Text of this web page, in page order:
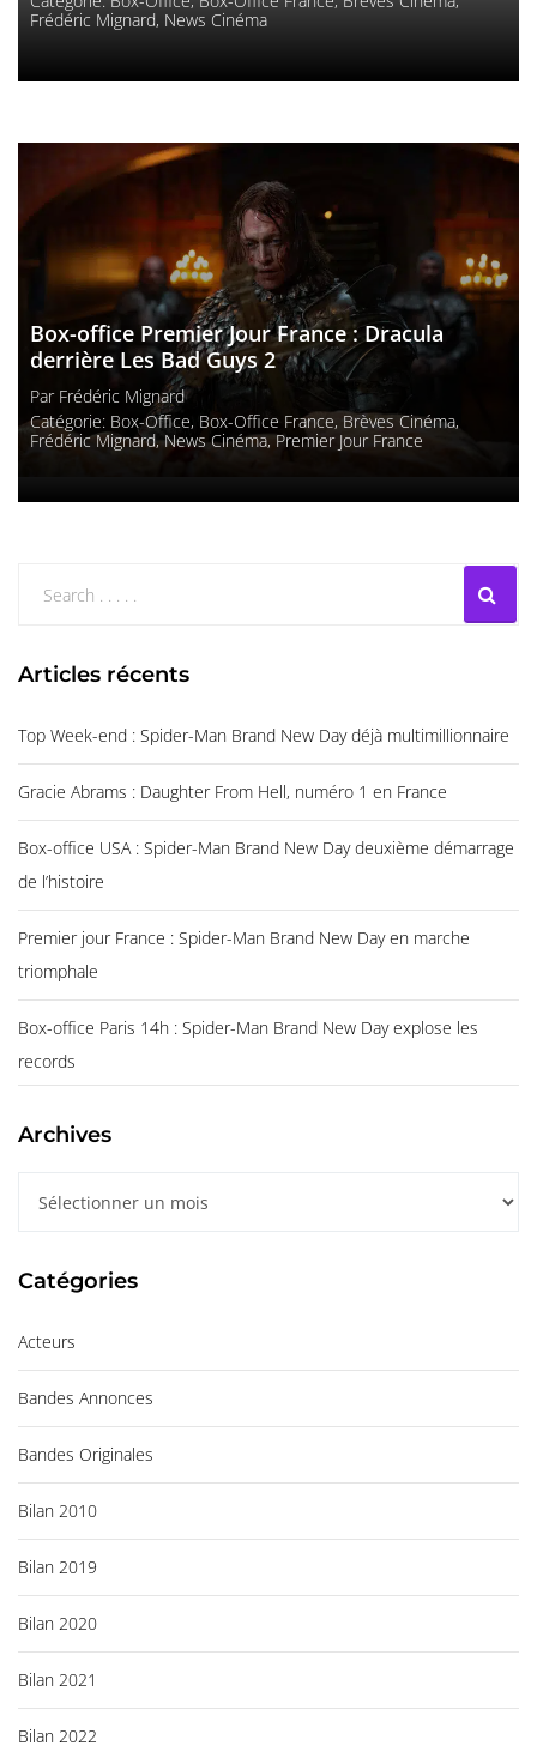
Frédéric Mignard, News Cinéma
Box-office Premier Jour France : Dracula
derrière Les Bad Guys 2
Par Frédéric Mignard
Catégorie: Box-Office, Box-Office France, Brèves Cinéma,
Frédéric Mignard,News Cinéma,Premier Jour France
Articles récents
Top Week-end : Spider-Man Brand New Day déjà multimillionnaire
Gracie Abrams : Daughter From Hell, numéro 1 en France
Box-office USA : Spider-Man Brand New Day deuxième démarrage
de l’histoire
Premier jour France : Spider-Man Brand New Day en marche
triomphale
Box-office Paris 14h : Spider-Man Brand New Day explose les
records
Archives
h
v
e
s
Catégories
Acteurs
Bandes Annonces
Bandes Originales
Bilan 2010
Bilan 2019
Bilan 2020
Bilan 2021
Bilan 2022